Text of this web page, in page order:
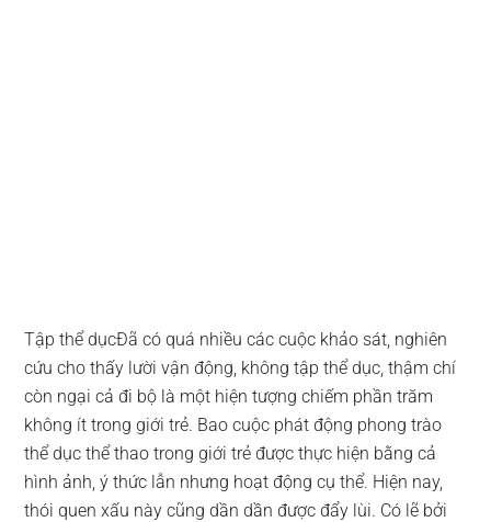
Tập thể dụcĐã có quá nhiều các cuộc khảo sát, nghiên
cứu cho thấy lười vận động, không tập thể dục, thậm chí
còn ngại cả đi bộ là một hiện tượng chiếm phần trăm
không ít trong giới trẻ. Bao cuộc phát động phong trào
thể dục thể thao trong giới trẻ được thực hiện bằng cả
hình ảnh, ý thức lẫn nhưng hoạt động cụ thể. Hiện nay,
thói quen xấu này cũng dần dần được đẩy lùi. Có lẽ bởi